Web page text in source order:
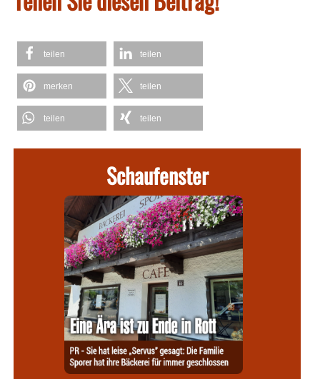
teilen teilen
merken teilen
teilen teilen
Schaufenster